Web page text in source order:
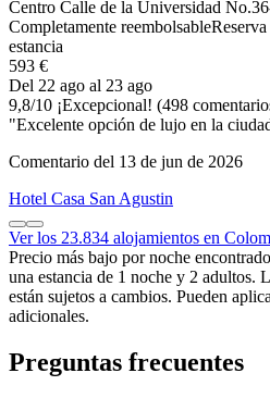
Centro Calle de la Universidad
Completamente reembolsable
estancia
593 €
Del 22 ago al 23 ago
9,8/10 ¡Excepcional! (498
"Excelente opción de lujo en la
Comentario del 13 de jun de 2026
Hotel Casa San Agustin
Ver los 23.834 alojamientos en
Precio más bajo por noche
una estancia de 1 noche y 2 adultos.
están sujetos a cambios. Pueden
adicionales.
Preguntas frecuentes